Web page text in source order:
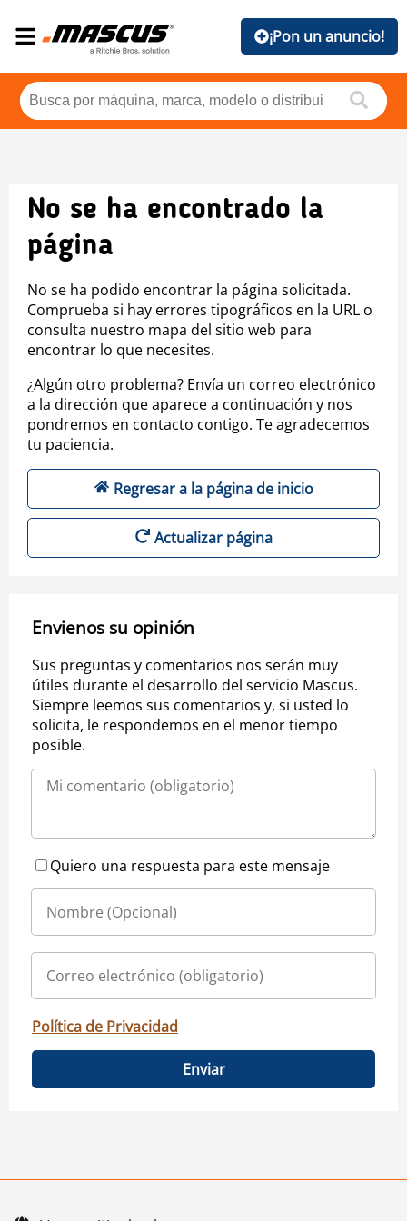
¡Pon un anuncio!
No se ha encontrado la
página
No se ha podido encontrar la página solicitada.
Comprueba si hay errores tipográficos en la URL o
consulta nuestro mapa del sitio web para
encontrar lo que necesites.
¿Algún otro problema? Envía un correo electrónico
a la dirección que aparece a continuación y nos
pondremos en contacto contigo. Te agradecemos
tu paciencia.
Regresar a la página de inicio
Actualizar página
Envienos su opinión
Sus preguntas y comentarios nos serán muy
útiles durante el desarrollo del servicio Mascus.
Siempre leemos sus comentarios y, si usted lo
solicita, le respondemos en el menor tiempo
posible.
Quiero una respuesta para este mensaje
Política de Privacidad
Enviar